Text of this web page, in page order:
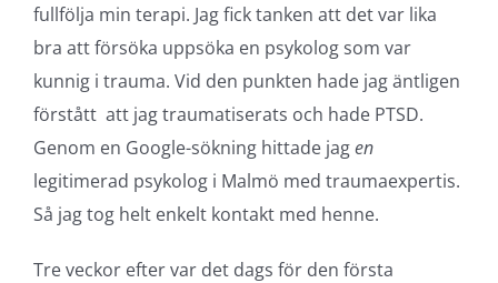
fullfölja min terapi. Jag fick tanken att det var lika
bra att försöka uppsöka en psykolog som var
kunnig i trauma. Vid den punkten hade jag äntligen
förstått att jag traumatiserats och hade PTSD.
Genom en Google-sökning hittade jagen
legitimerad psykolog i Malmö med traumaexpertis.
Så jag tog helt enkelt kontakt med henne.
Tre veckor efter var det dags för den första